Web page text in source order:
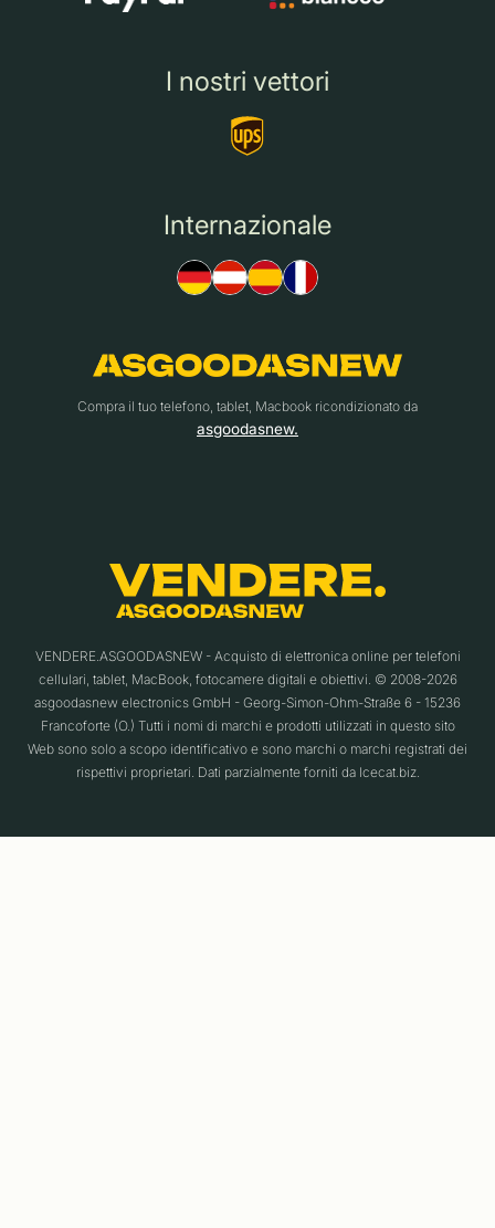
I nostri vettori
Internazionale
Compra il tuo telefono, tablet, Macbook ricondizionato da
asgoodasnew.
VENDERE.ASGOODASNEW - Acquisto di elettronica online per telefoni
cellulari, tablet, MacBook, fotocamere digitali e obiettivi. © 2008-2026
asgoodasnew electronics GmbH - Georg-Simon-Ohm-Straße 6 - 15236
Francoforte (O.) Tutti i nomi di marchi e prodotti utilizzati in questo sito
Web sono solo a scopo identificativo e sono marchi o marchi registrati dei
rispettivi proprietari. Dati parzialmente forniti da Icecat.biz.